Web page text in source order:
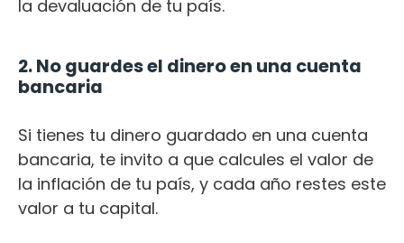
la devaluación de tu país.
2. No guardes el dinero en una cuenta
bancaria
Si tienes tu dinero guardado en una cuenta
bancaria, te invito a que calcules el valor de
la inflación de tu país, y cada año restes este
valor a tu capital.